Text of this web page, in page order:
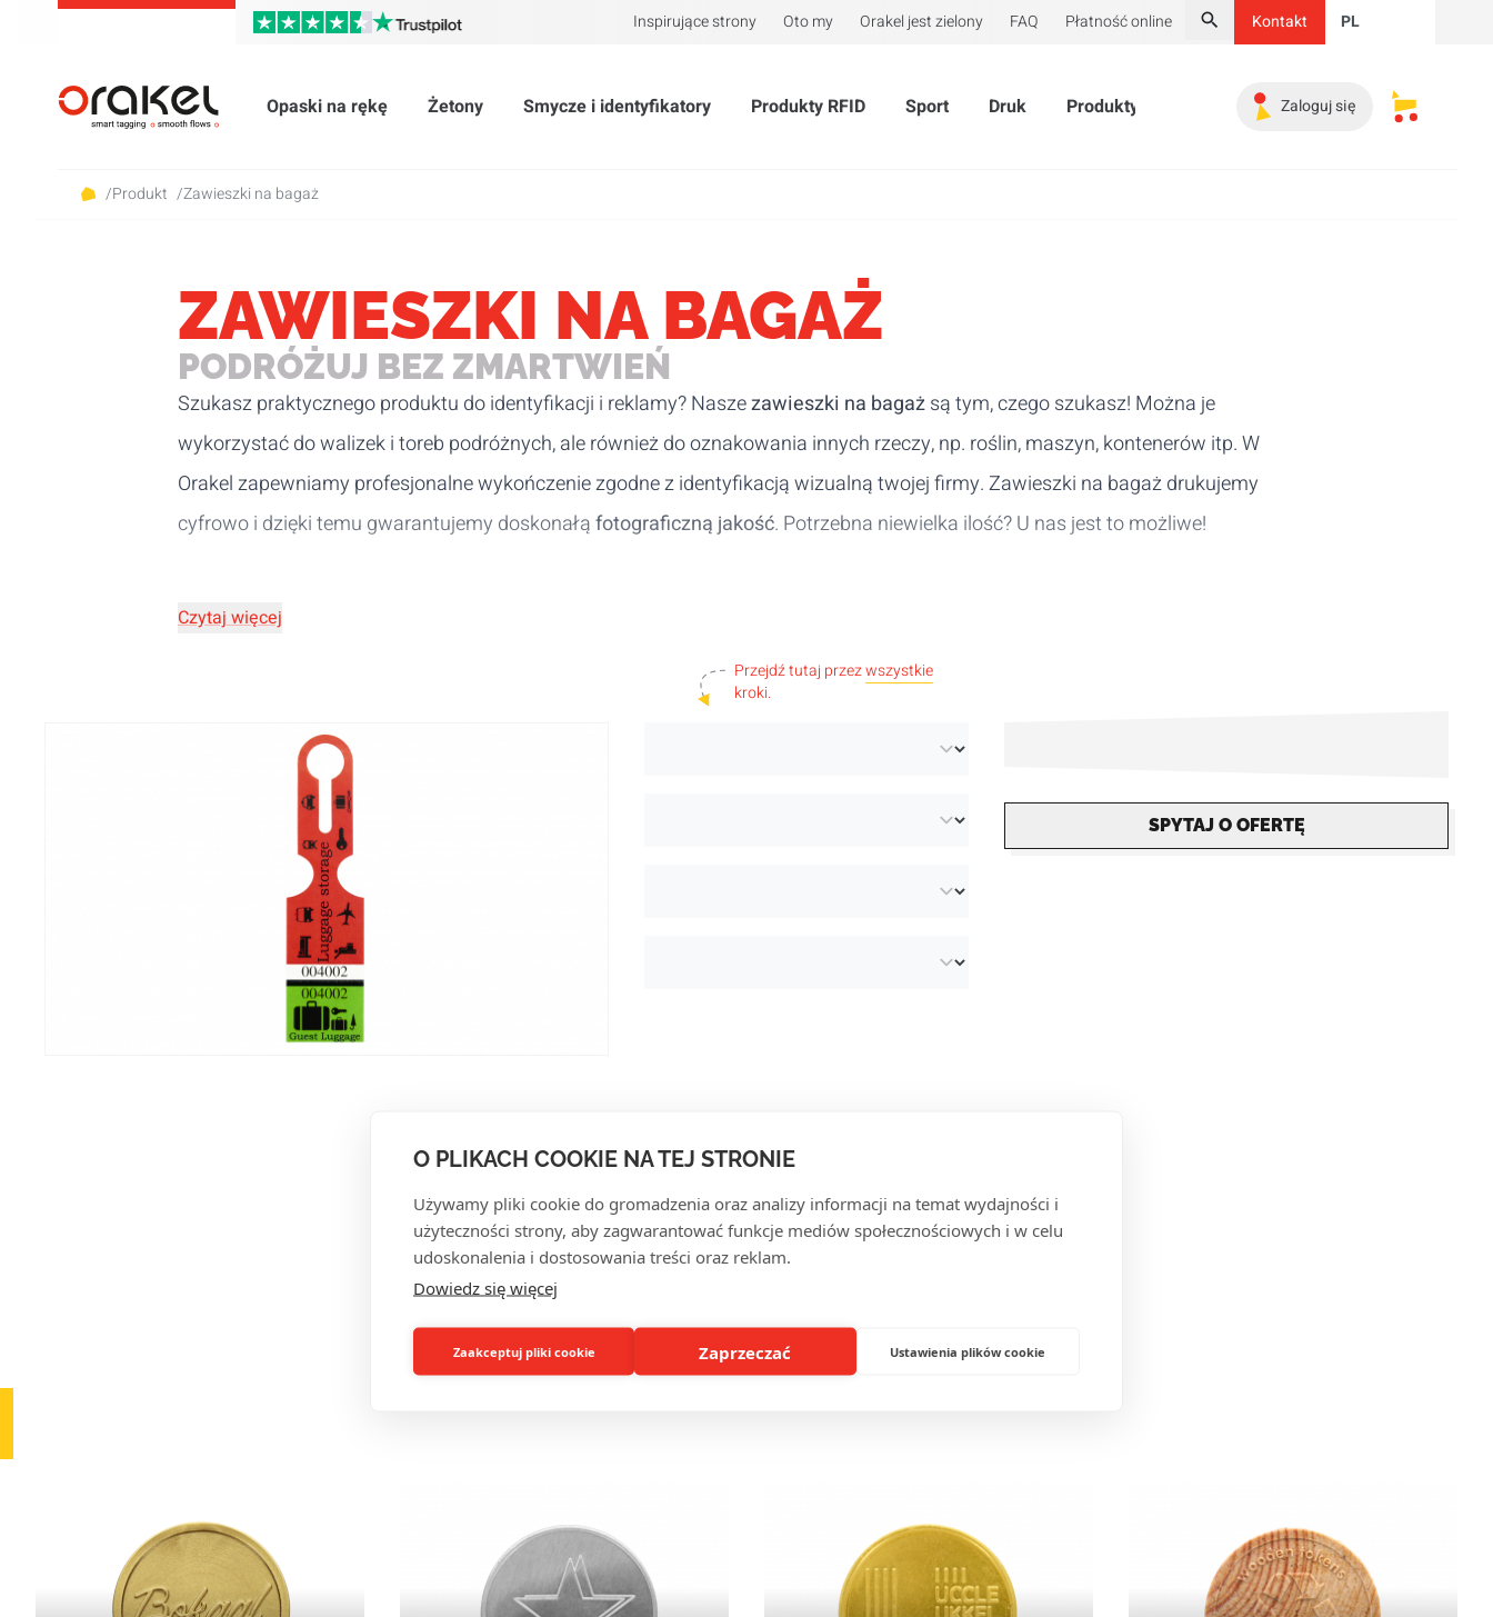
O PLIKACH COOKIE NA TEJ STRONIE
Używamy pliki cookie do gromadzenia oraz analizy informacji na temat wydajności i
użyteczności strony, aby zagwarantować funkcje mediów społecznościowych i w celu
udoskonalenia i dostosowania treści oraz reklam.
Dowiedz się więcej
Zaakceptuj pliki cookie Zaprzeczać Ustawienia plików cookie
Inspirujące strony Oto my Orakel jest zielony FAQ Płatność online
Szukaj
Kontakt PL
Opaski na rękę Żetony Smycze i identyfikatory Produkty RFID Sport Druk Produkty promocyjne Niezbędnik Kącik
Zaloguj się Moje
/Produkt /Zawieszki na bagaż
ZAWIESZKI NA BAGAŻ
PODRÓŻUJ BEZ ZMARTWIEŃ
Szukasz praktycznego produktu do identyfikacji i reklamy? Naszezawieszki na bagażsą tym, czego szukasz! Można je
wykorzystać do walizek i toreb podróżnych, ale również do oznakowania innych rzeczy, np. roślin, maszyn, kontenerów itp. W
Orakel zapewniamy profesjonalne wykończenie zgodne z identyfikacją wizualną twojej firmy. Zawieszki na bagaż drukujemy
cyfrowo i dzięki temu gwarantujemy doskonałąfotograficzną jakość. Potrzebna niewielka ilość? U nas jest to możliwe!
Czytaj więcej
Przejdź tutaj przezwszystkie
kroki.
SPYTAJ O OFERTĘ
OPINIE KLIENTÓW